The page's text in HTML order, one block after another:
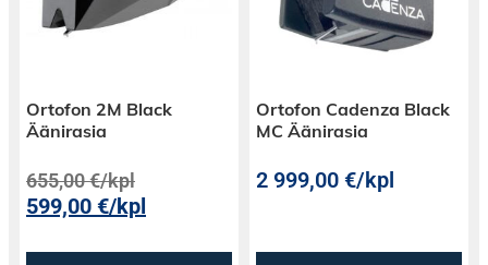
Ortofon 2M Black
Äänirasia
655,00€/kpl
599,00€/kpl
Ortofon Cadenza Black
MC Äänirasia
2 999,00€/kpl